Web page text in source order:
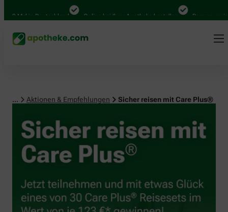
in Deutschland Online bei Ihrer Apotheke bestellen Bequem
... Aktionen & Empfehlungen Sicher reisen mit Care Plus®